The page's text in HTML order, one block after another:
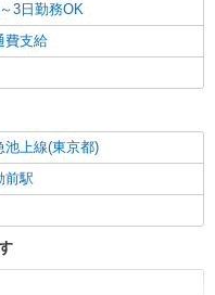
3日勤務OK
費支給
池上線(東京都)
前駅